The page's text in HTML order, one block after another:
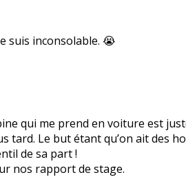
suis inconsolable. 😭
qui me prend en voiture est
tard. Le but étant qu’on ait des
de sa part !
nos rapport de stage.